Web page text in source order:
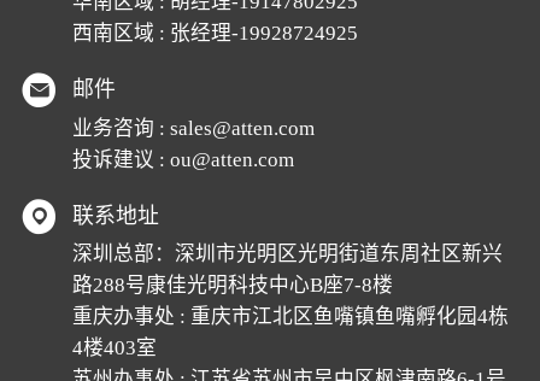
西南区域 : 张经理-19928724925
邮件
业务咨询 : sales@atten.com
投诉建议 : ou@atten.com
联系地址
深圳总部：深圳市光明区光明街道东周社区新兴
路288号康佳光明科技中心B座7-8楼
重庆办事处 : 重庆市江北区鱼嘴镇鱼嘴孵化园4栋
4楼403室